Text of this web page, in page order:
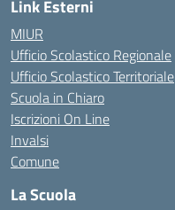
Link Esterni
MIUR
Ufficio Scolastico Regionale
Ufficio Scolastico Territoriale
Scuola in Chiaro
Iscrizioni On Line
Invalsi
Comune
La Scuola